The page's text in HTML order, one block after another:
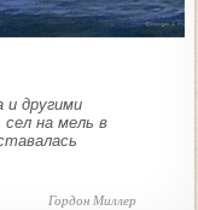
и другими
на мель в
Гордон Миллер